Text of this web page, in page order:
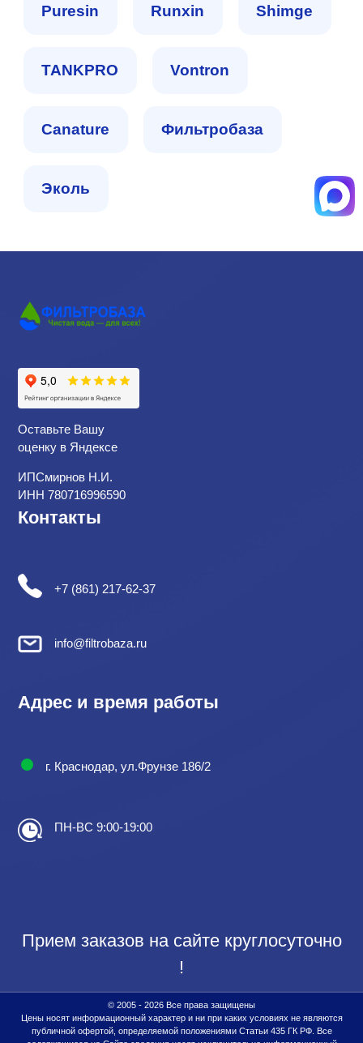
Puresin Runxin Shimge
TANKPRO Vontron
Сanature Фильтробаза
Эколь
Оставьте Вашу
оценку в Яндексе
ИПСмирнов Н.И.
ИНН 780716996590
Контакты
+7 (861) 217-62-37
info@filtrobaza.ru
Адрес и время работы
г. Краснодар, ул.Фрунзе 186/2
ПН-ВС 9:00-19:00
Прием заказов на сайте круглосуточно
!
© 2005 - 2026 Все права защищены
Цены носят информационный характер и ни при каких условиях не являются
публичной офертой, определяемой положениями Статьи 435 ГК РФ. Все